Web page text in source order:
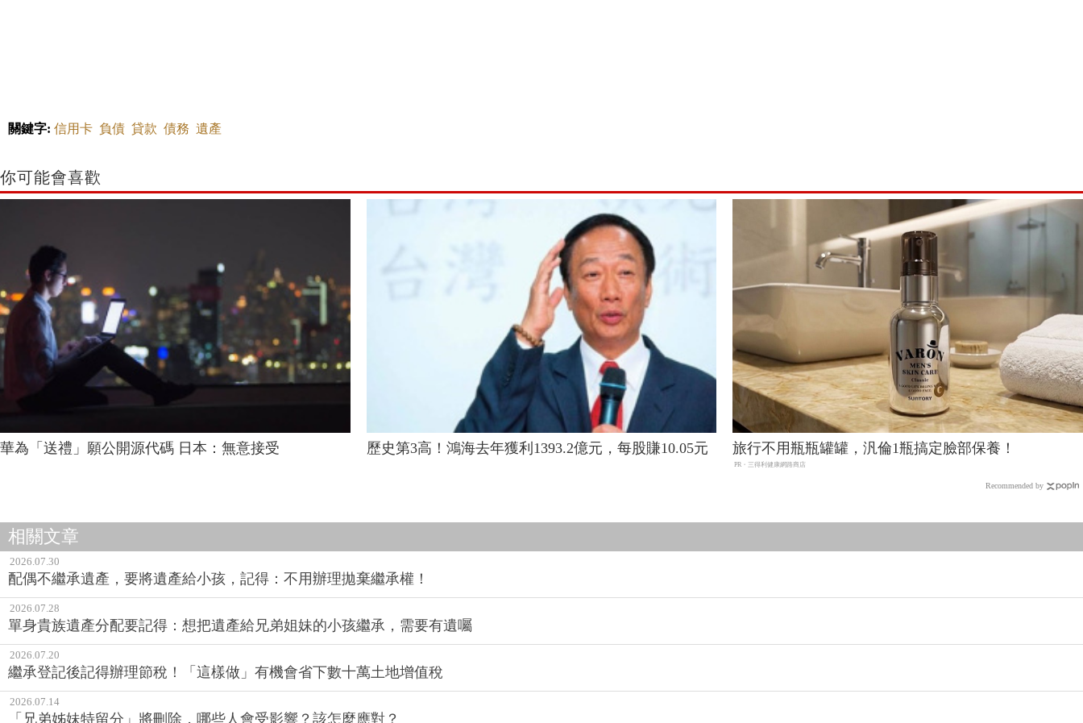
關鍵字: 信用卡 負債 貸款 債務 遺產
你可能會喜歡
華為「送禮」願公開源代碼 日本：無意接受 歷史第3高！鴻海去年獲利1393.2億元，每股賺10.05元 旅行不用瓶瓶罐罐，汎倫1瓶搞定臉部保養！
PR・三得利健康網路商店
Recommended by
相關文章
2026.07.30
配偶不繼承遺產，要將遺產給小孩，記得：不用辦理拋棄繼承權！
2026.07.28
單身貴族遺產分配要記得：想把遺產給兄弟姐妹的小孩繼承，需要有遺囑
2026.07.20
繼承登記後記得辦理節稅！「這樣做」有機會省下數十萬土地增值稅
2026.07.14
「兄弟姊妹特留分」將刪除，哪些人會受影響？該怎麼應對？